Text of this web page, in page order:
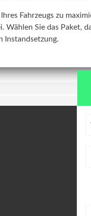
Fahrzeugs zu
Sie das Paket,
Instandsetzung.